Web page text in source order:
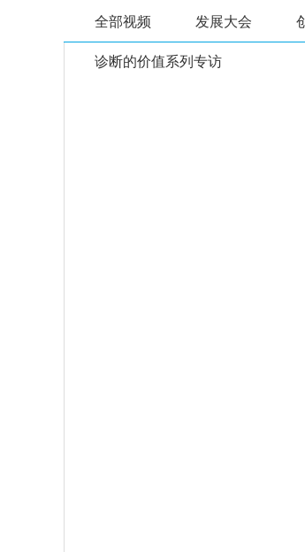
全部视频 发展大会
诊断的价值系列专访